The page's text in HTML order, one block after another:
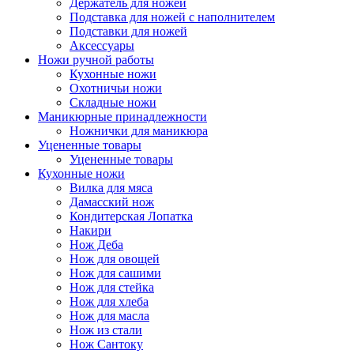
Держатель для ножей
Подставка для ножей с наполнителем
Подставки для ножей
Аксессуары
Ножи ручной работы
Кухонные ножи
Охотничьи ножи
Складные ножи
Маникюрные принадлежности
Ножнички для маникюра
Уцененные товары
Уцененные товары
Кухонные ножи
Вилка для мяса
Дамасский нож
Кондитерская Лопатка
Накири
Нож Деба
Нож для овощей
Нож для сашими
Нож для стейка
Нож для хлеба
Нож для масла
Нож из стали
Нож Сантоку